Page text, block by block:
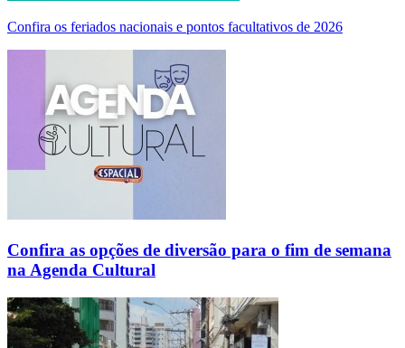
Confira os feriados nacionais e pontos facultativos de 2026
Confira as opções de diversão para o fim de semana
na Agenda Cultural